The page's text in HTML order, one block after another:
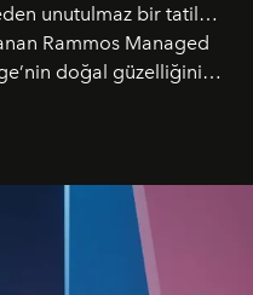
unutulmaz bir tatil…
Rammos Managed
doğal güzelliğini